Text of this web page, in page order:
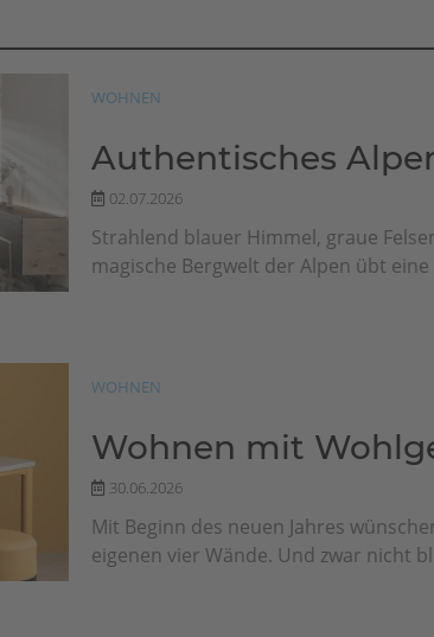
WOHNEN
Authentisches
02.07.2026
Strahlend blauer Himmel, graue
magische Bergwelt der Alpen übt eine
WOHNEN
Wohnen mit
30.06.2026
Mit Beginn des neuen Jahres
eigenen vier Wände. Und zwar nicht